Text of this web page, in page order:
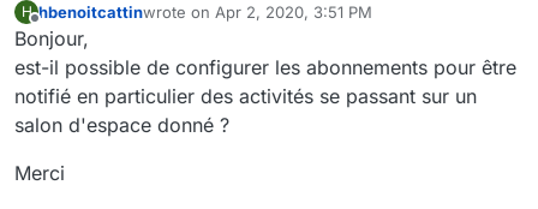
H
Offline
hbenoitcattinwrote on Apr 2, 2020, 3:51 PM
last edited by
Bonjour,
est-il possible de configurer les abonnements pour être
notifié en particulier des activités se passant sur un
salon d'espace donné ?
Merci